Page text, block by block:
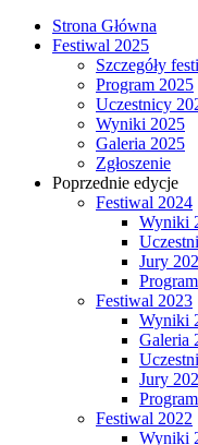
Strona Główna
Festiwal 2025
Szczegóły
Program 2025
Uczestnicy
Wyniki 2025
Galeria 2025
Zgłoszenie
Poprzednie edycje
Festiwal 2024
Wyniki
Jury
Festiwal 2023
Wyniki
Galeria
Jury
Festiwal 2022
Wyniki